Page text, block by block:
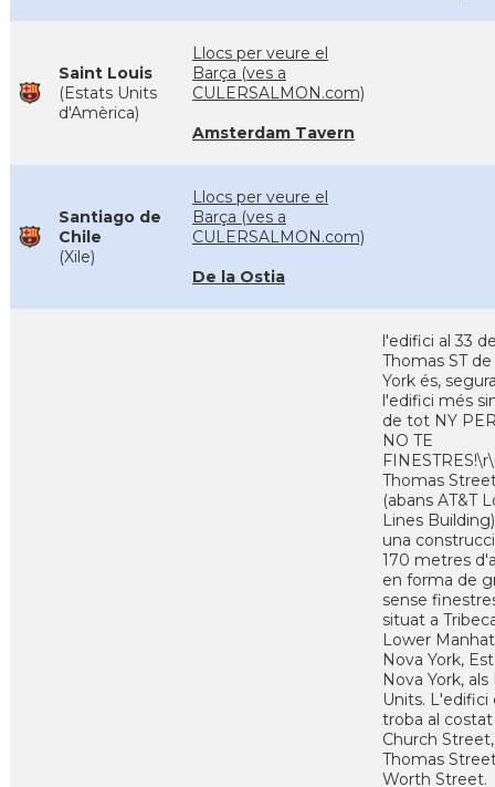
Saint Louis
(Estats Units
d'Amèrica)
Llocs per veure el
Barça (ves a
CULERSALMON.com)
Amsterdam Tavern
Santiago de
Chile
(Xile)
Llocs per veure el
Barça (ves a
CULERSALMON.com)
De la Ostia
l'edifici al 33
Thomas ST
York és,
l'edifici més
de tot NY
NO TE
Thomas
(abans AT&T
Lines
una
170 metres
en forma de
sense
situat a
Lower
Nova York,
Nova York,
Units. L'edifici
troba al
Church
Thomas
Worth Street.